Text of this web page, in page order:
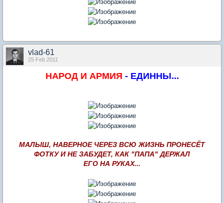
vlad-61
25 Feb 2011
НАРОД И АРМИЯ - ЕДИННЫ...
МАЛЫШ, НАВЕРНОЕ ЧЕРЕЗ ВСЮ ЖИЗНЬ ПРОНЕСЁТ
ФОТКУ И НЕ ЗАБУДЕТ, КАК "ПАПА" ДЕРЖАЛ
ЕГО НА РУКАХ...